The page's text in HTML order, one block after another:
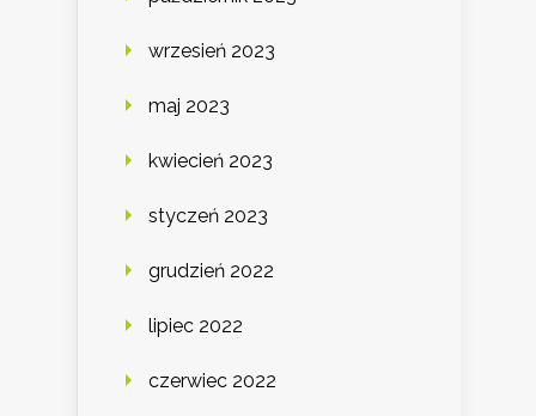
wrzesień 2023
maj 2023
kwiecień 2023
styczeń 2023
grudzień 2022
lipiec 2022
czerwiec 2022